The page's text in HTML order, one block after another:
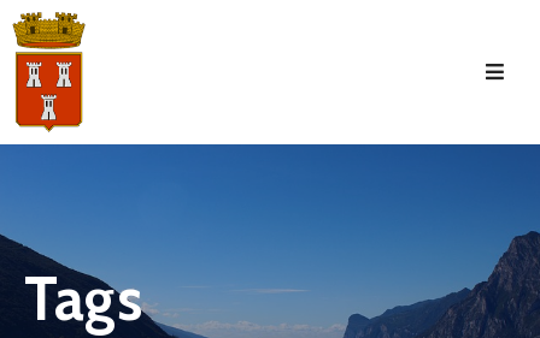
Accueil
Tourisme
Manifestations
Tags